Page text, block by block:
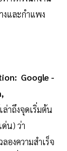
งและกำแพง
Google -
ล่าถึงจุดเริ่มต้น
น) ว่า
องความสำเร็จ